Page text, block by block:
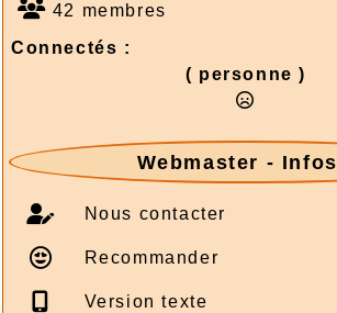
42 membres
Connectés :
( personne )
Webmaster - Infos
Nous contacter
Recommander
Version texte